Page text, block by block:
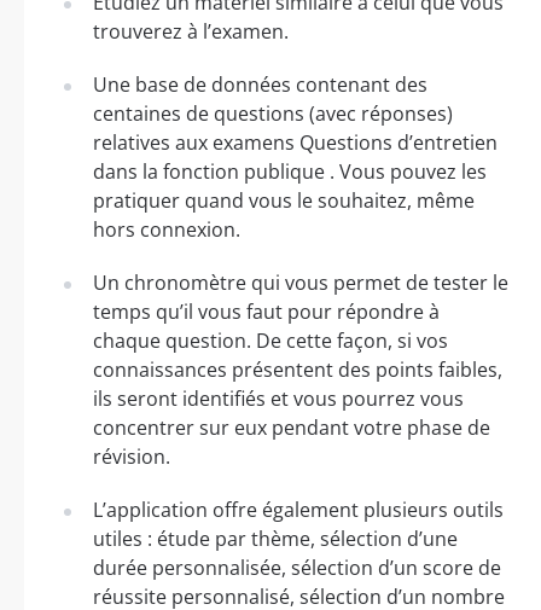
trouverez à l’examen.
Une base de données contenant des
centaines de questions (avec réponses)
relatives aux examens Questions d’entretien
dans la fonction publique . Vous pouvez les
pratiquer quand vous le souhaitez, même
hors connexion.
Un chronomètre qui vous permet de tester le
temps qu’il vous faut pour répondre à
chaque question. De cette façon, si vos
connaissances présentent des points faibles,
ils seront identifiés et vous pourrez vous
concentrer sur eux pendant votre phase de
révision.
L’application offre également plusieurs outils
utiles : étude par thème, sélection d’une
durée personnalisée, sélection d’un score de
réussite personnalisé, sélection d’un nombre